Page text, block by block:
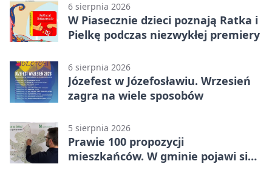
6 sierpnia 2026
W Piasecznie dzieci poznają Ratka i
Pielkę podczas niezwykłej premiery
6 sierpnia 2026
Józefest w Józefosławiu. Wrzesień
zagra na wiele sposobów
5 sierpnia 2026
Prawie 100 propozycji
mieszkańców. W gminie pojawi się